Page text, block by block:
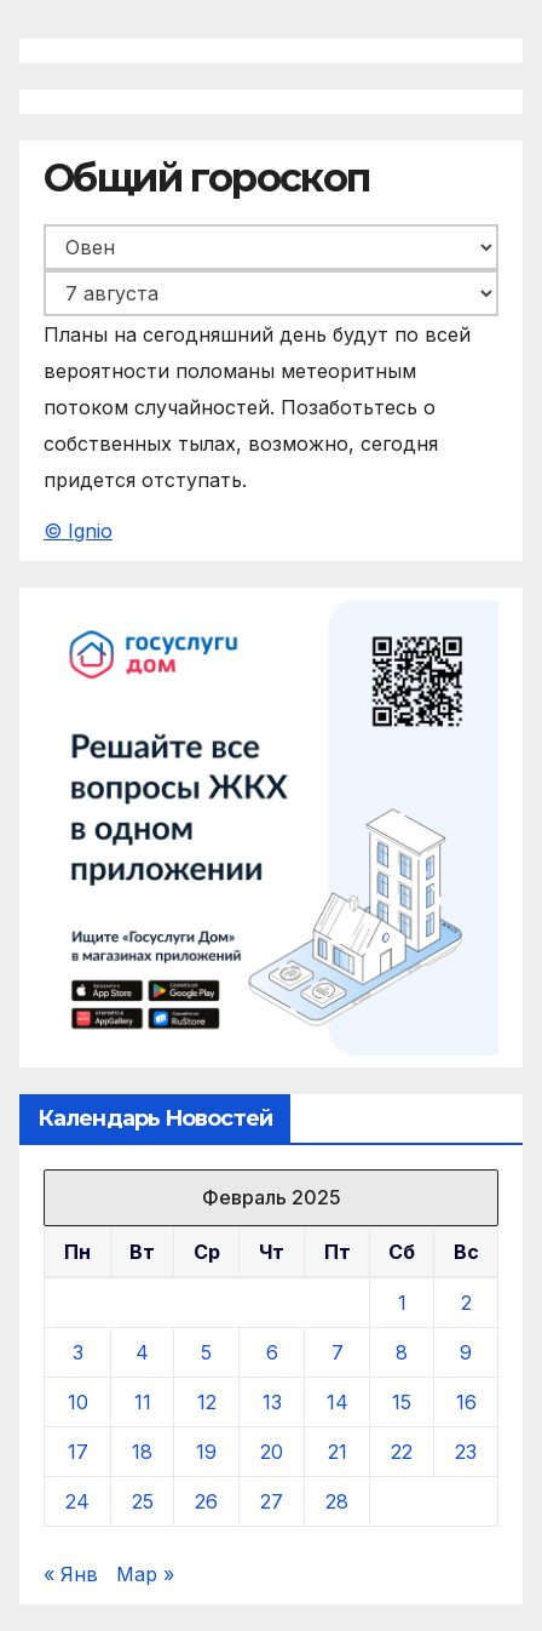
Общий гороскоп
Планы на сегодняшний день будут по всей
вероятности поломаны метеоритным
потоком случайностей. Позаботьтесь о
собственных тылах, возможно, сегодня
придется отступать.
© Ignio
Календарь Новостей
Февраль 2025
Пн Вт Ср Чт Пт Сб Вс
1 2
3 4 5 6 7 8 9
10 11 12 13 14 15 16
17 18 19 20 21 22 23
24 25 26 27 28
« Янв Мар »